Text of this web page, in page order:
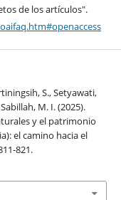
de los artículos".
S., Setyawati,
M. I. (2025).
y el patrimonio
el camino hacia el
821.